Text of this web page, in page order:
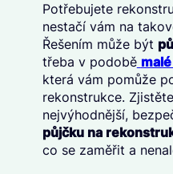
Potřebujete
nestačí vám na
Řešením může být
třeba v podobě
která vám pomůže
rekonstrukce.
nejvýhodnější,
půjčku na
co se zaměřit a